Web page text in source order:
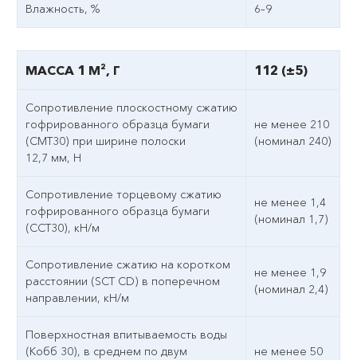
Влажность, % 6–9
МАССА 1 М², Г 112 (±5)
Сопротивление плоскостному сжатию
гофрированного образца бумаги
(СМТ30) при ширине полоски
12,7 мм, Н
не менее 210
(номинал 240)
Сопротивление торцевому сжатию
гофрированного образца бумаги
(ССТ30), кН/м
не менее 1,4
(номинал 1,7)
Сопротивление сжатию на коротком
расстоянии (SCT CD) в поперечном
направлении, кН/м
не менее 1,9
(номинал 2,4)
Поверхностная впитываемость воды
(Кобб 30), в среднем по двум
не менее 50